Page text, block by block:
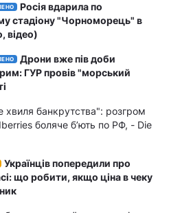
Росія вдарила по
стадіону "Чорноморець" в
відео)
Дрони вже пів доби
ГУР провів "морський
хвиля банкрутства": розгром
боляче бʼють по РФ, - Die
Українців попередили про
що робити, якщо ціна в чеку